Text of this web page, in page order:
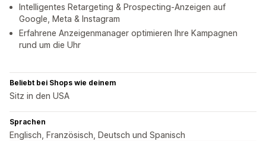
Intelligentes Retargeting & Prospecting-Anzeigen auf
Google, Meta & Instagram
Erfahrene Anzeigenmanager optimieren Ihre Kampagnen
rund um die Uhr
Beliebt bei Shops wie deinem
Sitz in den USA
Sprachen
Englisch, Französisch, Deutsch und Spanisch